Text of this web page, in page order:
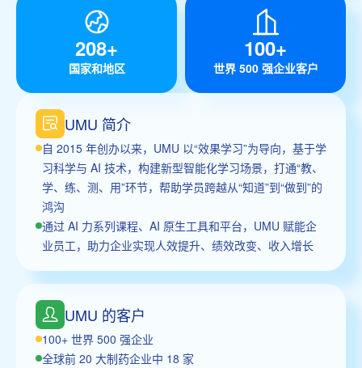
208+
国家和地区
100+
世界 500 强企业客户
UMU 简介
自 2015 年创办以来，UMU 以“效果学习”为导向，基于学
习科学与 AI 技术，构建新型智能化学习场景，打通“教、
学、练、测、用”环节，帮助学员跨越从“知道”到“做到”的
鸿沟
通过 AI 力系列课程、AI 原生工具和平台，UMU 赋能企
业员工，助力企业实现人效提升、绩效改变、收入增长
UMU 的客户
100+ 世界 500 强企业
全球前 20 大制药企业中 18 家